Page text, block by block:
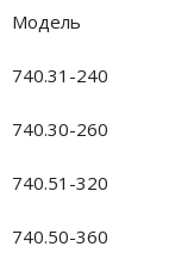
Модель
740.31-240
740.30-260
740.51-320
740.50-360